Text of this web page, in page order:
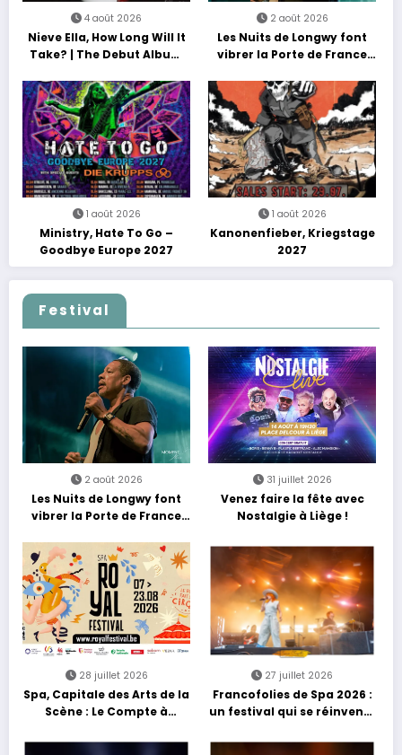
4 août 2026
Nieve Ella, How Long Will It
Take? | The Debut Album
2 août 2026
Les Nuits de Longwy font
vibrer la Porte de France
découvertes et énergie
reggae
1 août 2026
Ministry, Hate To Go –
Goodbye Europe 2027
1 août 2026
Kanonenfieber, Kriegstage
2027
Festival
2 août 2026
Les Nuits de Longwy font
vibrer la Porte de France
découvertes et énergie
reggae
31 juillet 2026
Venez faire la fête avec
Nostalgie à Liège !
28 juillet 2026
Spa, Capitale des Arts de la
Scène : Le Compte à
27 juillet 2026
Francofolies de Spa 2026 :
un festival qui se réinvente
grands moments de scène